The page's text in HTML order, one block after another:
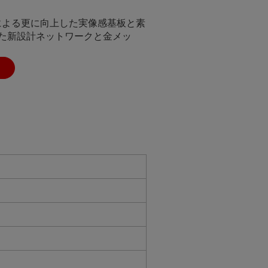
る更に向上した実像感基板と素
新設計ネットワークと金メッ